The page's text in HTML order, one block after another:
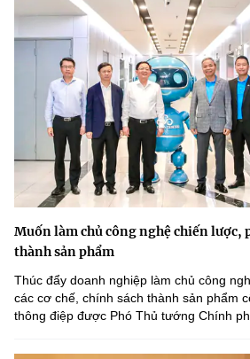
Muốn làm chủ công nghệ chiến lược,
thành sản phẩm
Thúc đẩy doanh nghiệp làm chủ công
các cơ chế, chính sách thành sản phẩm
thông điệp được Phó Thủ tướng Chính